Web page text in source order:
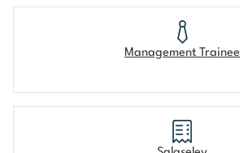
Management Trainee